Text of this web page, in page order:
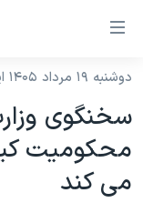
لینکهای
دسترسی
جهش
محتوای
اصلی
نسخه سبک
موضوع ها
ایران
برنامه های
دوشنبه ۱۹ مرداد ۱۴۰۵ ایران ۱۲:۲۸
سخنگوی
محکومیت
می کند